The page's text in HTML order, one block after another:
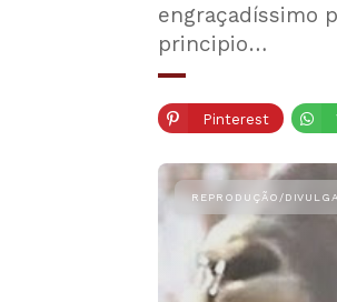
engraçadíssimo
principio…
Pinterest